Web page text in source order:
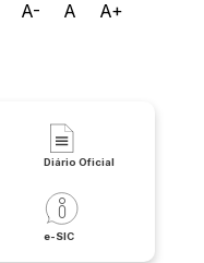
A- A A+
Diário Oficial
e-SIC